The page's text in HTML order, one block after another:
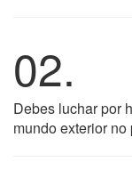
02.
Debes luchar por
mundo exterior no